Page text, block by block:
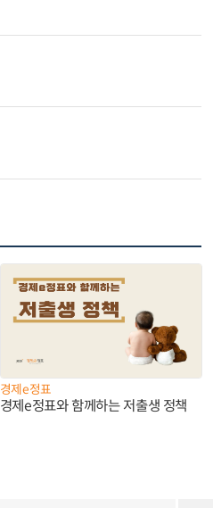
경제e정표
경제e정표와 함께하는 저출생 정책